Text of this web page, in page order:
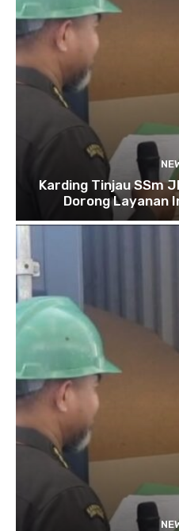
Karding Tinjau SSm
Dorong Layanan